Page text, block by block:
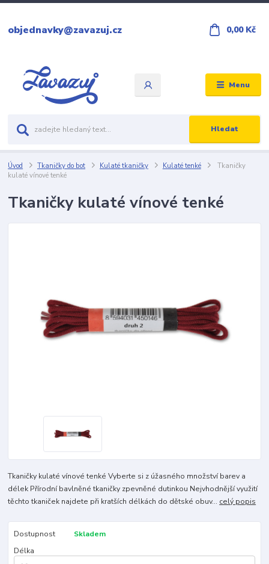
Menu
Hledat
objednavky@zavazuj.cz 0,00 Kč
Úvod Tkaničky do bot Kulaté tkaničky Kulaté tenké
Tkaničky
kulaté vínové tenké
Tkaničky kulaté vínové tenké
Tkaničky kulaté vínové tenké Vyberte si z úžasného množství barev a
délek Přírodní bavlněné tkaničky zpevněné dutinkou Nejvhodnější využití
těchto tkaniček najdete při kratších délkách do dětské obuv... celý popis
Dostupnost
Skladem
Délka